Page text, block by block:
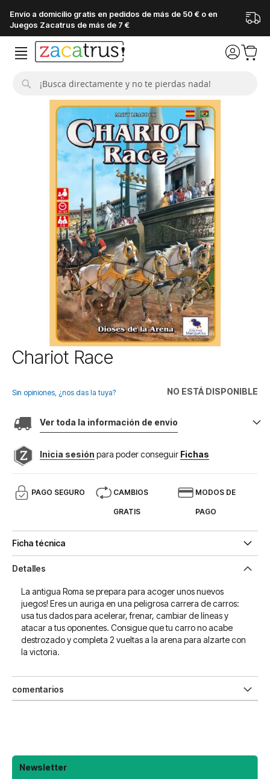
Envío a domicilio gratis en pedidos de más de 50 € o en
Juegos Zacatrus de más de 7 €
Buscar
Saltar
al
de
de
imágenes
Chariot Race
NO ESTÁ DISPONIBLE
Sin opiniones, ¿nos das la tuya?
Ver toda la información de envio
Inicia sesión para poder conseguir Fichas
PAGO SEGURO CAMBIOS
GRATIS
MODOS DE
PAGO
Ficha técnica
Detalles
La antigua Roma se prepara para acoger unos nuevos
juegos! Eres un auriga en una peligrosa carrera de carros:
usa tus dados para acelerar, frenar, cambiar de líneas y
atacar a tus oponentes. Consigue que tu carro no acabe
destrozado y completa 2 vueltas a la arena para alzarte con
la victoria.
comentarios
Newsletter